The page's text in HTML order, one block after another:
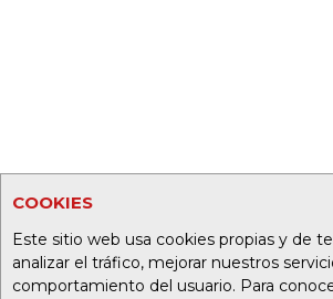
COOKIES
Este sitio web usa cookies propias y de
analizar el tráfico, mejorar nuestros
comportamiento del usuario. Para